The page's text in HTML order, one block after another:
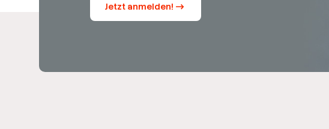
Jetzt anmelden!